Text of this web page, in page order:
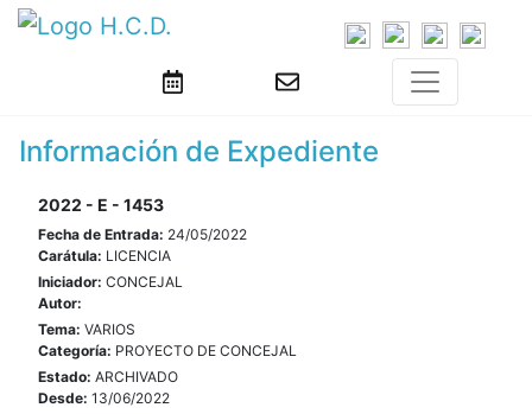
Información de Expediente
2022 - E - 1453
Fecha de Entrada: 24/05/2022
Carátula: LICENCIA
Iniciador: CONCEJAL
Autor:
Tema: VARIOS
Categoría: PROYECTO DE CONCEJAL
Estado: ARCHIVADO
Desde: 13/06/2022